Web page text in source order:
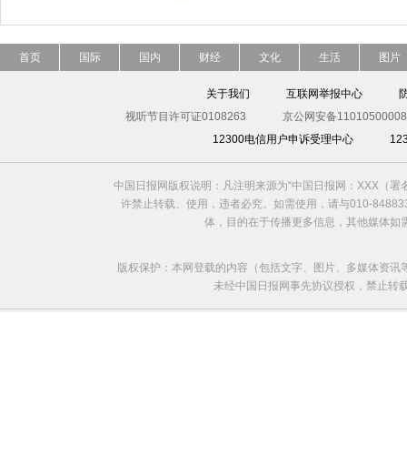
首页 国际 国内 财经 文化 生活 图片
关于我们 互联网举报中心
视听节目许可证0108263
京公网安备
12300电信用户申诉受理中心
中国日报网版权说明：凡注明来源为“中国日报网：XXX（
许禁止转载、使用，违者必究。如需使用，请与010-
体，目的在于传播更多信息，其他媒体
版权保护：本网登载的内容（包括文字、图片、多媒体资
未经中国日报网事先协议授权，禁止转